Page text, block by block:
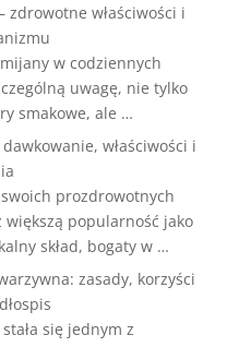
zdrowotne właściwości i
w codziennych
uwagę, nie tylko
smakowe, ale …
właściwości i
prozdrowotnych
większą popularność jako
skład, bogaty w …
zasady, korzyści
się jednym z